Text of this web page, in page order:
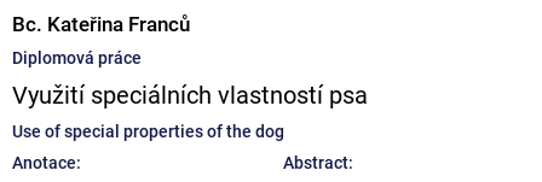
Bc. Kateřina Franců
Diplomová práce
Využití speciálních vlastností psa
Use of special properties of the dog
Anotace:
Abstract: